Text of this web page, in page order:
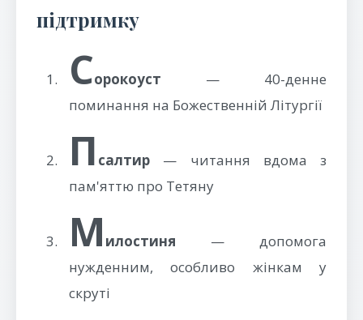
підтримку
Сорокоуст — 40-денне
поминання на Божественній Літургії
П салтир — читання вдома з
пам'яттю про Тетяну
М илостиня — допомога
нужденним, особливо жінкам у
скруті